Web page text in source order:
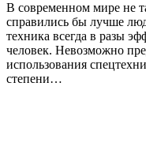
В современном мире не
справились бы лучше
техника всегда в разы
человек. Невозможно
использования
степени…